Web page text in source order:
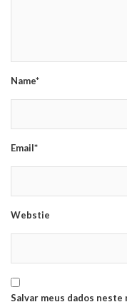
Name*
Email*
Webstie
Salvar meus dados neste